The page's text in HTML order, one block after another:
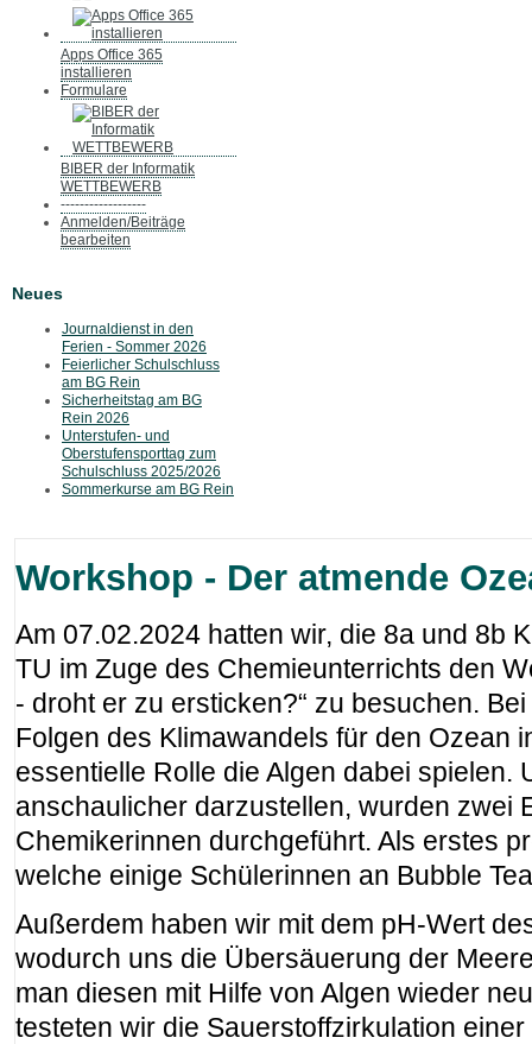
Apps Office 365
installieren
Formulare
BIBER der Informatik
WETTBEWERB
------------------
Anmelden/Beiträge
bearbeiten
Neues
Journaldienst in den
Ferien - Sommer 2026
Feierlicher Schulschluss
am BG Rein
Sicherheitstag am BG
Rein 2026
Unterstufen- und
Oberstufensporttag zum
Schulschluss 2025/2026
Sommerkurse am BG Rein
Workshop - Der atmende
Am 07.02.2024 hatten wir, die 8a und 8b
TU im Zuge des Chemieunterrichts den
- droht er zu ersticken?“ zu besuchen.
Folgen des Klimawandels für den Ozean
essentielle Rolle die Algen dabei spielen.
anschaulicher darzustellen, wurden zwei
Chemikerinnen durchgeführt. Als erstes
welche einige Schülerinnen an Bubble
Außerdem haben wir mit dem pH-Wert
wodurch uns die Übersäuerung der
man diesen mit Hilfe von Algen wieder
testeten wir die Sauerstoffzirkulation